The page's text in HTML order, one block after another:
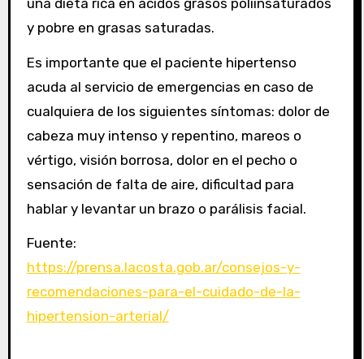
y pobre en grasas saturadas.
Es importante que el paciente hipertenso
acuda al servicio de emergencias en caso de
cualquiera de los siguientes síntomas: dolor de
cabeza muy intenso y repentino, mareos o
vértigo, visión borrosa, dolor en el pecho o
sensación de falta de aire, dificultad para
hablar y levantar un brazo o parálisis facial.
Fuente:
https://prensa.lacosta.gob.ar/consejos-y-
recomendaciones-para-el-cuidado-de-la-
hipertension-arterial/